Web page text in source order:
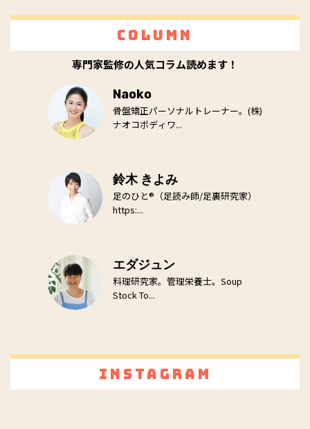
Column
専門家監修の人気コラム読めます！
Naoko
骨盤矯正パーソナルトレーナー。(株)
ナオコボディワ...
鈴木 きよみ
足のひと®（足読み師/足裏研究家）
https:...
エダジュン
料理研究家。管理栄養士。Soup
Stock To...
Instagram